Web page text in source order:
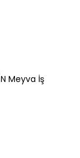
Meyva İş